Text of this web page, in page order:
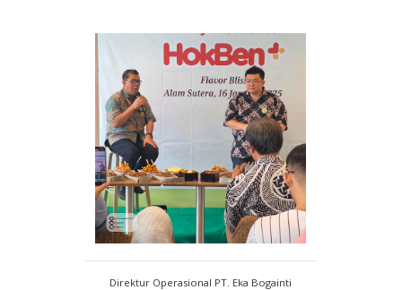
Direktur Operasional PT. Eka Bogainti